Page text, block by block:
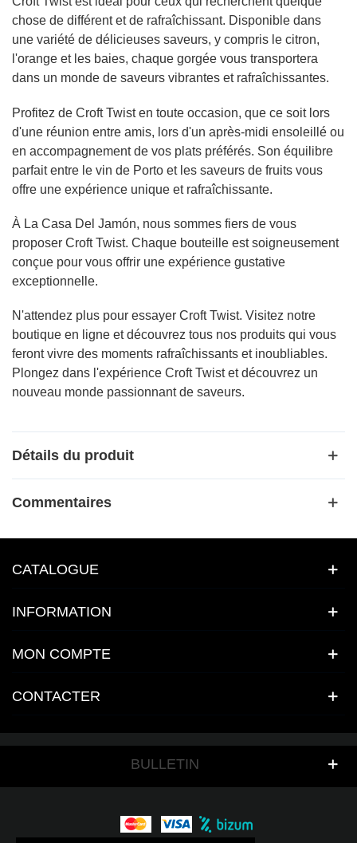
chose de différent et de rafraîchissant. Disponible dans
une variété de délicieuses saveurs, y compris le citron,
l'orange et les baies, chaque gorgée vous transportera
dans un monde de saveurs vibrantes et rafraîchissantes.
Profitez de Croft Twist en toute occasion, que ce soit lors
d'une réunion entre amis, lors d'un après-midi ensoleillé ou
en accompagnement de vos plats préférés. Son équilibre
parfait entre le vin de Porto et les saveurs de fruits vous
offre une expérience unique et rafraîchissante.
À La Casa Del Jamón, nous sommes fiers de vous
proposer Croft Twist. Chaque bouteille est soigneusement
conçue pour vous offrir une expérience gustative
exceptionnelle.
N'attendez plus pour essayer Croft Twist. Visitez notre
boutique en ligne et découvrez tous nos produits qui vous
feront vivre des moments rafraîchissants et inoubliables.
Plongez dans l'expérience Croft Twist et découvrez un
nouveau monde passionnant de saveurs.
Détails du produit
Commentaires
CATALOGUE
INFORMATION
MON COMPTE
CONTACTER
BULLETIN